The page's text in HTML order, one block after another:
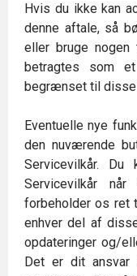
Hvis du ikke kan
denne aftale, så
eller bruge nogen
betragtes som
begrænset til disse
Eventuelle nye
den nuværende
Servicevilkår.
Servicevilkår
forbeholder os ret
enhver del af
opdateringer og/
Det er dit